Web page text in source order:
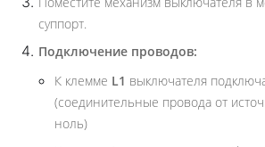
суппорт.
Подключение проводов:
К клемме L1 выключателя
(соединительные провода от
ноль)